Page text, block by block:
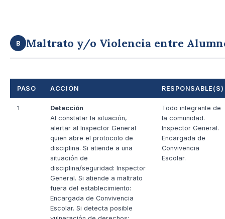
B Maltrato y/o Violencia entre
PASO ACCIÓN RESPONSABLE(S)
1
Detección
Al constatar la situación,
alertar al Inspector General
quien abre el protocolo de
disciplina. Si atiende a una
situación de
disciplina/seguridad: Inspector
General. Si atiende a maltrato
fuera del establecimiento:
Encargada de Convivencia
Escolar. Si detecta posible
Todo integrante de
la comunidad.
Inspector General.
Encargada de
Convivencia
Escolar.